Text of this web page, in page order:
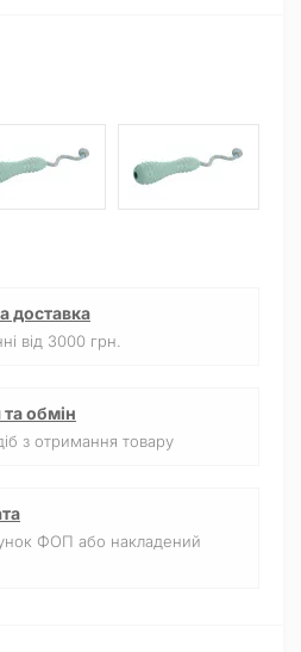
доставка
від 3000 грн.
обмін
з отримання товару
ФОП або накладений